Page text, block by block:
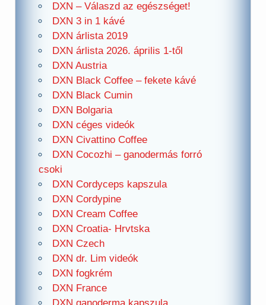
DXN – Válaszd az egészséget!
DXN 3 in 1 kávé
DXN árlista 2019
DXN árlista 2026. április 1-től
DXN Austria
DXN Black Coffee – fekete kávé
DXN Black Cumin
DXN Bolgaria
DXN céges videók
DXN Civattino Coffee
DXN Cocozhi – ganodermás forró
csoki
DXN Cordyceps kapszula
DXN Cordypine
DXN Cream Coffee
DXN Croatia- Hrvtska
DXN Czech
DXN dr. Lim videók
DXN fogkrém
DXN France